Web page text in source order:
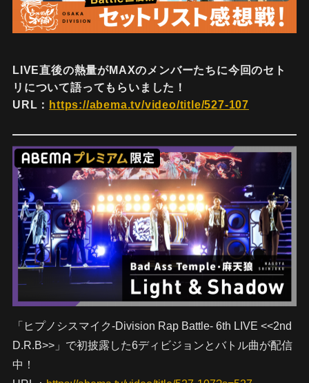
LIVE直後の熱量がMAXのメンバーたちに今回のセト
リについて語ってもらいました！
URL： https://abema.tv/video/title/527-107
「ヒプノシスマイク-Division Rap Battle- 6th LIVE <<2nd
D.R.B>>」で初披露した6ディビジョンとバトル曲が配信
中！